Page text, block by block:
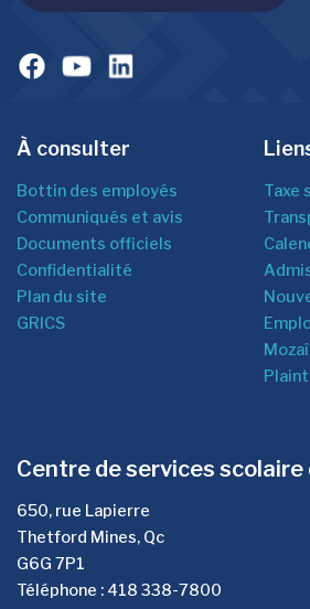
À consulter
Bottin des employés
Communiqués et avis
Documents officiels
Confidentialité
Plan du site
GRICS
Taxe
Centre de services
650, rue Lapierre
Thetford Mines, Qc
G6G 7P1
Téléphone : 418 338-7800